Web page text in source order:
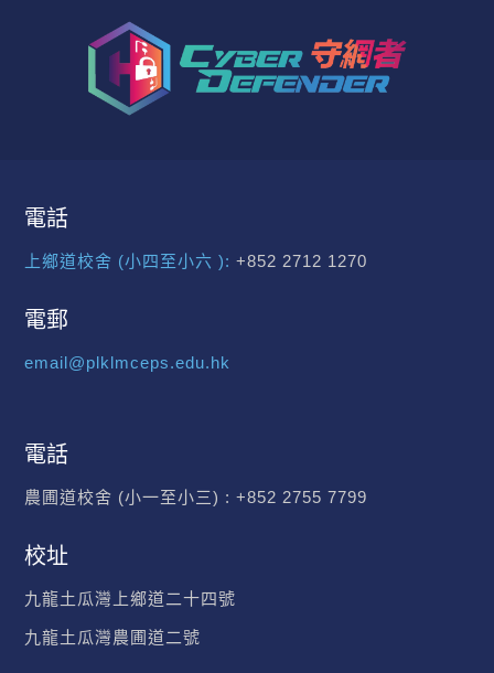
電話
上鄉道校舍 (小四至小六 ): +852 2712 1270
電郵
email@plklmceps.edu.hk
電話
農圃道校舍 (小一至小三) : +852 2755 7799
校址
九龍土瓜灣上鄉道二十四號
九龍土瓜灣農圃道二號